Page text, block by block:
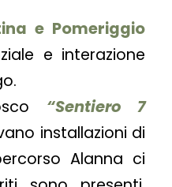
e Pomeriggio
e interazione
“Sentiero 7
installazioni di
Alanna ci